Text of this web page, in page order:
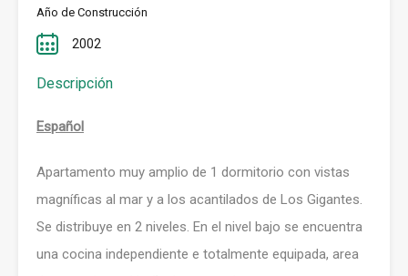
Año de Construcción
2002
Descripción
Español
Apartamento muy amplio de 1 dormitorio con vistas
magníficas al mar y a los acantilados de Los Gigantes.
Se distribuye en 2 niveles. En el nivel bajo se encuentra
una cocina independiente e totalmente equipada, area